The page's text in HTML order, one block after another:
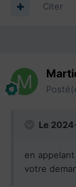
Citer
Le
en
votre